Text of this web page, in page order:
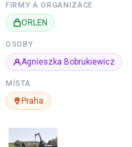
FIRMY A ORGANIZACE
ORLEN
OSOBY
Agnieszka Bobrukiewicz
MÍSTA
Praha